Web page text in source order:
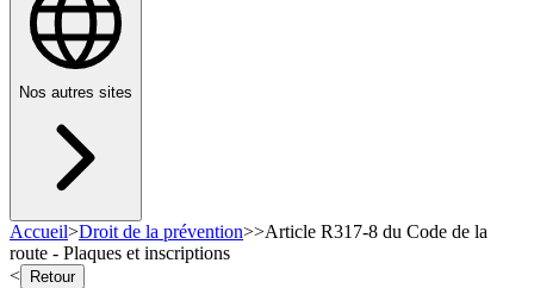
Nos autres sites
Accueil>Droit de la prévention>>Article R317-8 du Code de la
route - Plaques et inscriptions
<
Retour